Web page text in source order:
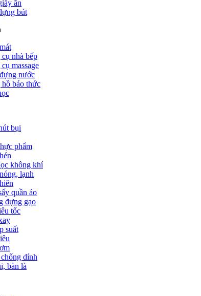
ăn
bút
nhà bếp
massage
nước
báo thức
bụi
phẩm
không khí
lạnh
quần áo
đựng gạo
tốc
suất
dính
bàn là